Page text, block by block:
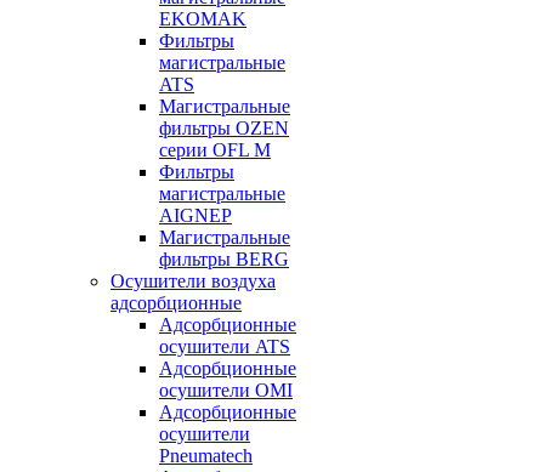
EKOMAK
Фильтры
магистральные
ATS
Магистральные
фильтры OZEN
серии OFL M
Фильтры
магистральные
AIGNEP
Магистральные
фильтры BERG
Осушители воздуха
адсорбционные
Адсорбционные
осушители ATS
Адсорбционные
осушители OMI
Адсорбционные
осушители
Pneumatech